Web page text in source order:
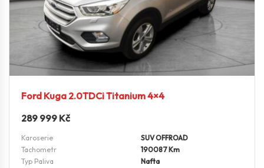
Ford Kuga 2.0TDCi Titanium 4×4
289 999 Kč
Karoserie
SUV OFFROAD
Tachometr
190087 Km
Typ Paliva
Nafta